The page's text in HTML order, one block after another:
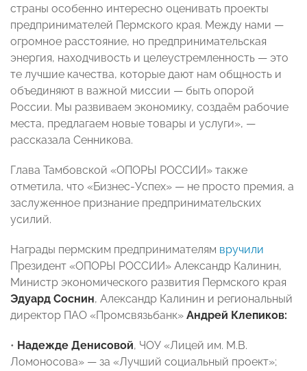
страны особенно интересно оценивать проекты
предпринимателей Пермского края. Между нами —
огромное расстояние, но предпринимательская
энергия, находчивость и целеустремленность — это
те лучшие качества, которые дают нам общность и
объединяют в важной миссии — быть опорой
России. Мы развиваем экономику, создаём рабочие
места, предлагаем новые товары и услуги», —
рассказала Сенникова.
Глава Тамбовской «ОПОРЫ РОССИИ» также
отметила, что «Бизнес-Успех» — не просто премия, а
заслуженное признание предпринимательских
усилий.
Награды пермским предпринимателям вручили
Президент «ОПОРЫ РОССИИ» Александр Калинин,
Министр экономического развития Пермского края
Эдуард Соснин, Александр Калинин и региональный
директор ПАО «Промсвязьбанк» Андрей Клепиков:
• Надежде Денисовой, ЧОУ «Лицей им. М.В.
Ломоносова» — за «Лучший социальный проект»;